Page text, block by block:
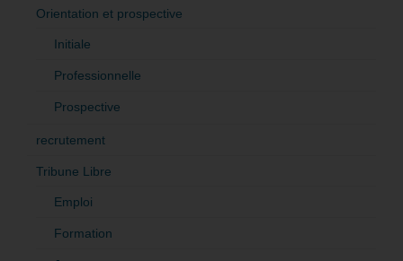
Orientation et prospective
Initiale
Professionnelle
Prospective
recrutement
Tribune Libre
Emploi
Formation